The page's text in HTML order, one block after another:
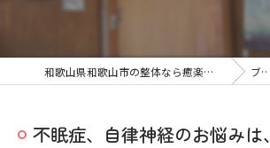
和歌山県和歌山市の整体なら癒楽々整体院・鍼灸マッサージゆらら ブログ
不眠症、自律神経のお悩みは、